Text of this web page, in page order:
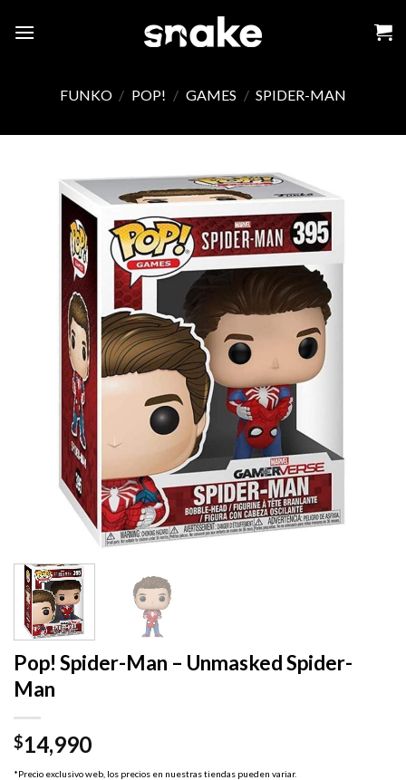
FUNKO / POP! / GAMES / SPIDER-MAN
Pop! Spider-Man – Unmasked Spider-
Man
$14,990
*Precio exclusivo web, los precios en nuestras tiendas pueden variar.